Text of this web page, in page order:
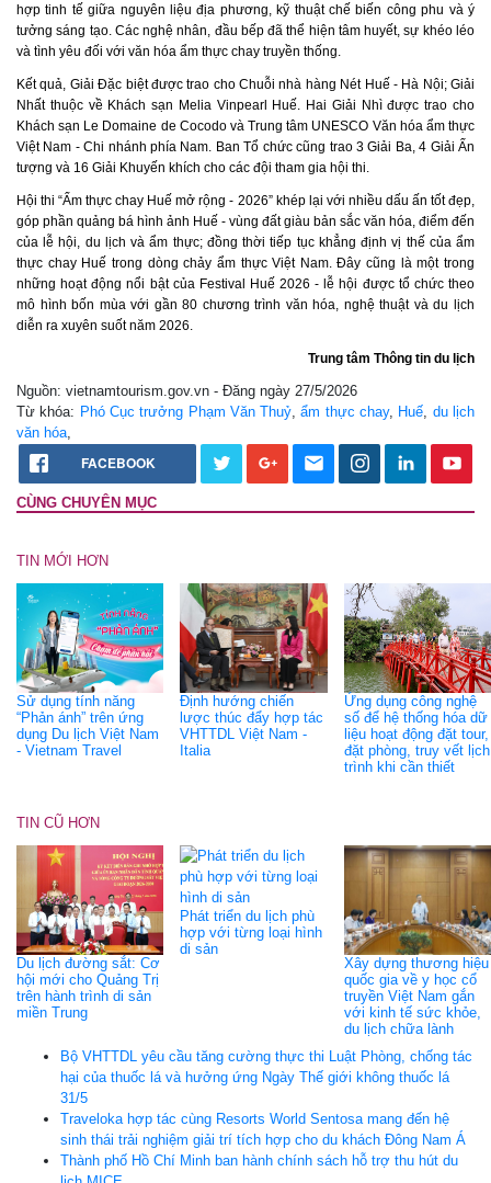
hợp tinh tế giữa nguyên liệu địa phương, kỹ thuật chế biến công phu và ý
tưởng sáng tạo. Các nghệ nhân, đầu bếp đã thể hiện tâm huyết, sự khéo léo
và tình yêu đối với văn hóa ẩm thực chay truyền thống.
Kết quả, Giải Đặc biệt được trao cho Chuỗi nhà hàng Nét Huế - Hà Nội; Giải
Nhất thuộc về Khách sạn Melia Vinpearl Huế. Hai Giải Nhì được trao cho
Khách sạn Le Domaine de Cocodo và Trung tâm UNESCO Văn hóa ẩm thực
Việt Nam - Chi nhánh phía Nam. Ban Tổ chức cũng trao 3 Giải Ba, 4 Giải Ấn
tượng và 16 Giải Khuyến khích cho các đội tham gia hội thi.
Hội thi “Ẩm thực chay Huế mở rộng - 2026” khép lại với nhiều dấu ấn tốt đẹp,
góp phần quảng bá hình ảnh Huế - vùng đất giàu bản sắc văn hóa, điểm đến
của lễ hội, du lịch và ẩm thực; đồng thời tiếp tục khẳng định vị thế của ẩm
thực chay Huế trong dòng chảy ẩm thực Việt Nam. Đây cũng là một trong
những hoạt động nổi bật của Festival Huế 2026 - lễ hội được tổ chức theo
mô hình bốn mùa với gần 80 chương trình văn hóa, nghệ thuật và du lịch
diễn ra xuyên suốt năm 2026.
Trung tâm Thông tin du lịch
Nguồn: vietnamtourism.gov.vn - Đăng ngày 27/5/2026
Từ khóa: Phó Cục trưởng Phạm Văn Thuỷ ,ẩm thực chay, Huế du lịch
văn hóa
FACEBOOK
CÙNG CHUYÊN MỤC
TIN MỚI HƠN
Sử dụng tính năng
“Phản ánh” trên ứng
dụng Du lịch Việt Nam
- Vietnam Travel
Định hướng chiến
lược thúc đẩy hợp tác
VHTTDL Việt Nam -
Italia
Ứng dụng công nghệ
số để hệ thống hóa dữ
liệu hoạt động đặt tour,
đặt phòng, truy vết lịch
trình khi cần thiết
TIN CŨ HƠN
Du lịch đường sắt: Cơ
hội mới cho Quảng Trị
trên hành trình di sản
miền Trung
Phát triển du lịch phù
hợp với từng loại hình
di sản
Xây dựng thương hiệu
quốc gia về y học cổ
truyền Việt Nam gắn
với kinh tế sức khỏe,
du lịch chữa lành
Bộ VHTTDL yêu cầu tăng cường thực thi Luật Phòng, chống tác
hại của thuốc lá và hưởng ứng Ngày Thế giới không thuốc lá
31/5
Traveloka hợp tác cùng Resorts World Sentosa mang đến hệ
sinh thái trải nghiệm giải trí tích hợp cho du khách Đông Nam Á
Thành phố Hồ Chí Minh ban hành chính sách hỗ trợ thu hút du